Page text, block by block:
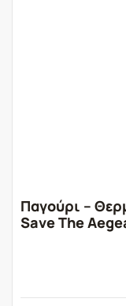
Παγούρι –
Save The